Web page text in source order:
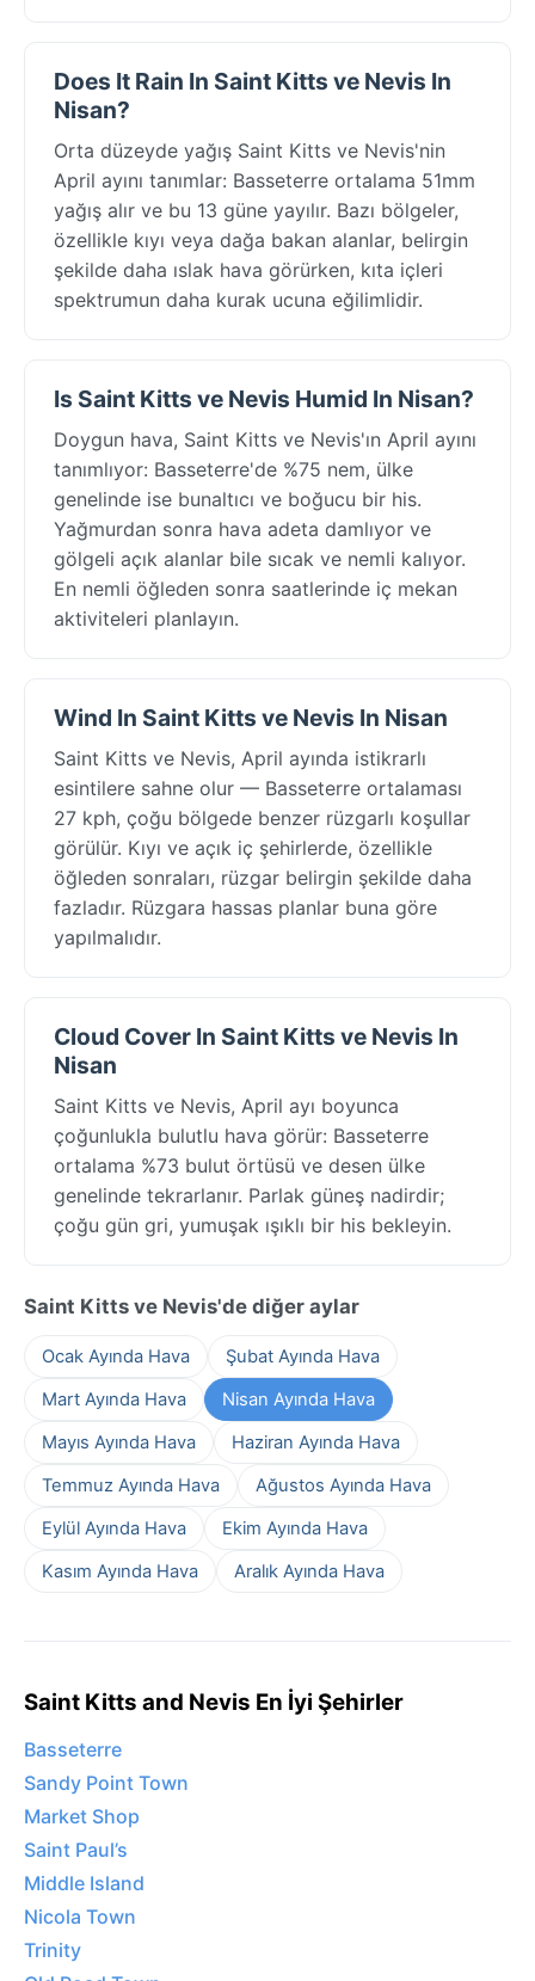
Does It Rain In Saint Kitts ve Nevis In
Nisan?
Orta düzeyde yağış Saint Kitts ve Nevis'nin
April ayını tanımlar: Basseterre ortalama 51mm
yağış alır ve bu 13 güne yayılır. Bazı bölgeler,
özellikle kıyı veya dağa bakan alanlar, belirgin
şekilde daha ıslak hava görürken, kıta içleri
spektrumun daha kurak ucuna eğilimlidir.
Is Saint Kitts ve Nevis Humid In Nisan?
Doygun hava, Saint Kitts ve Nevis'ın April ayını
tanımlıyor: Basseterre'de %75 nem, ülke
genelinde ise bunaltıcı ve boğucu bir his.
Yağmurdan sonra hava adeta damlıyor ve
gölgeli açık alanlar bile sıcak ve nemli kalıyor.
En nemli öğleden sonra saatlerinde iç mekan
aktiviteleri planlayın.
Wind In Saint Kitts ve Nevis In Nisan
Saint Kitts ve Nevis, April ayında istikrarlı
esintilere sahne olur — Basseterre ortalaması
27 kph, çoğu bölgede benzer rüzgarlı koşullar
görülür. Kıyı ve açık iç şehirlerde, özellikle
öğleden sonraları, rüzgar belirgin şekilde daha
fazladır. Rüzgara hassas planlar buna göre
yapılmalıdır.
Cloud Cover In Saint Kitts ve Nevis In
Nisan
Saint Kitts ve Nevis, April ayı boyunca
çoğunlukla bulutlu hava görür: Basseterre
ortalama %73 bulut örtüsü ve desen ülke
genelinde tekrarlanır. Parlak güneş nadirdir;
çoğu gün gri, yumuşak ışıklı bir his bekleyin.
Saint Kitts ve Nevis'de diğer aylar
Ocak Ayında Hava
Şubat Ayında Hava
Mart Ayında Hava
Nisan Ayında Hava
Mayıs Ayında Hava
Haziran Ayında Hava
Temmuz Ayında Hava
Ağustos Ayında Hava
Eylül Ayında Hava
Ekim Ayında Hava
Kasım Ayında Hava
Aralık Ayında Hava
Saint Kitts and Nevis En İyi Şehirler
Basseterre
Sandy Point Town
Market Shop
Saint Paul’s
Middle Island
Nicola Town
Trinity